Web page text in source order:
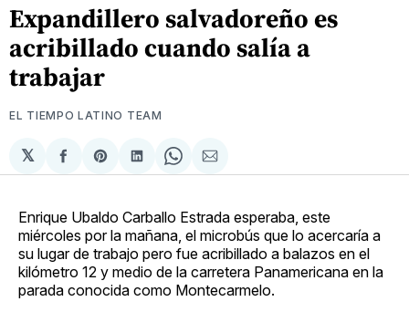
Expandillero salvadoreño es
acribillado cuando salía a
trabajar
EL TIEMPO LATINO TEAM
𝕏
Compartir
en
Share
on
Compartir
en
Share
on
Compartir
via
Enrique Ubaldo Carballo Estrada esperaba, este
miércoles por la mañana, el microbús que lo acercaría a
su lugar de trabajo pero fue acribillado a balazos en el
kilómetro 12 y medio de la carretera Panamericana en la
parada conocida como Montecarmelo.